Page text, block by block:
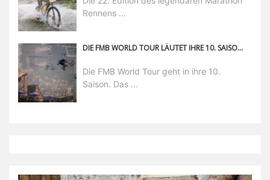
Rennens ...
DIE FMB WORLD TOUR LÄUTET IHRE 10. SAISON EIN
Die FMB World Tour geht in ihre 10.
Saison. Das ...